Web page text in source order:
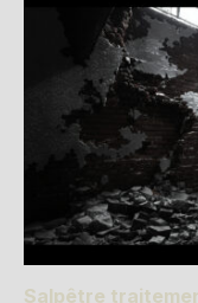
Salpêtre